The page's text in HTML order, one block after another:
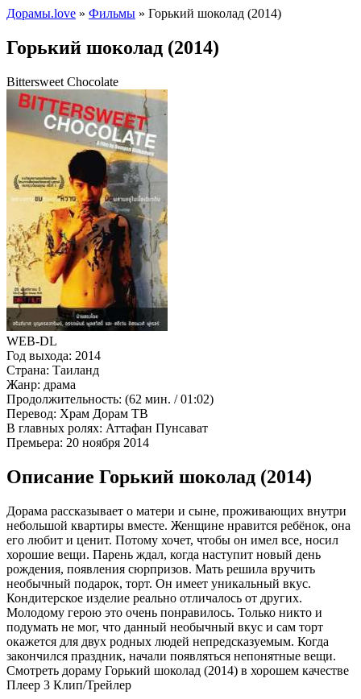
Дорамы.love » Фильмы » Горький шоколад (2014)
Горький шоколад (2014)
Bittersweet Chocolate
WEB-DL
Год выхода: 2014
Страна: Таиланд
Жанр: драма
Продолжительность: (62 мин. / 01:02)
Перевод: Храм Дорам ТВ
В главных ролях: Аттафан Пунсават
Премьера: 20 ноября 2014
Описание Горький шоколад (2014)
Дорама рассказывает о матери и сыне, проживающих внутри
небольшой квартиры вместе. Женщине нравится ребёнок, она
его любит и ценит. Потому хочет, чтобы он имел все, носил
хорошие вещи. Парень ждал, когда наступит новый день
рождения, появления сюрпризов. Мать решила вручить
необычный подарок, торт. Он имеет уникальный вкус.
Кондитерское изделие реально отличалось от других.
Молодому герою это очень понравилось. Только никто и
подумать не мог, что данный необычный вкус и сам торт
окажется для двух родных людей непредсказуемым. Когда
закончился праздник, начали появляться непонятные вещи.
Смотреть дораму Горький шоколад (2014) в хорошем качестве
Плеер 3 Клип/Трейлер